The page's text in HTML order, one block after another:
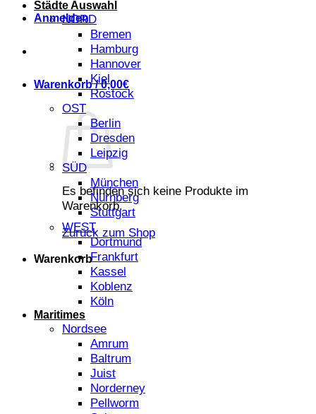
Anmelden
Warenkorb /0,00€
Es befinden sich keine Produkte im
Warenkorb.
Zurück zum Shop
Warenkorb
Städte Auswahl
NORD
Bremen
Hamburg
Hannover
Kiel
Rostock
OST
Berlin
Dresden
Leipzig
SÜD
München
Nürnberg
Stuttgart
WEST
Dortmund
Frankfurt
Kassel
Koblenz
Köln
Maritimes
Nordsee
Amrum
Baltrum
Juist
Norderney
Pellworm